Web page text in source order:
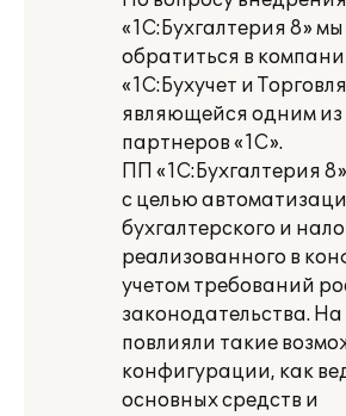
«1С:Бухгалтерия 8»
обратиться в
«1С:Бухучет и
являющейся одним
партнеров «1С».
ПП «1С:Бухгалтерия
с целью
бухгалтерского и
реализованного в
учетом требований
законодательства.
повлияли такие
конфигурации, как
основных средств и